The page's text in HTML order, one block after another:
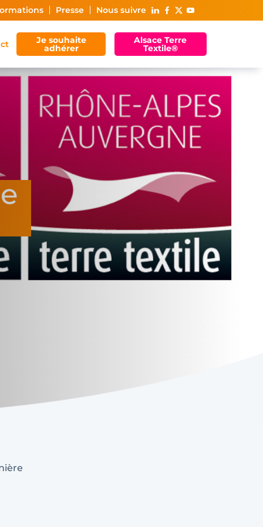
Presse Nous suivre
Je souhaite
adhérer
Alsace Terre
Textile®